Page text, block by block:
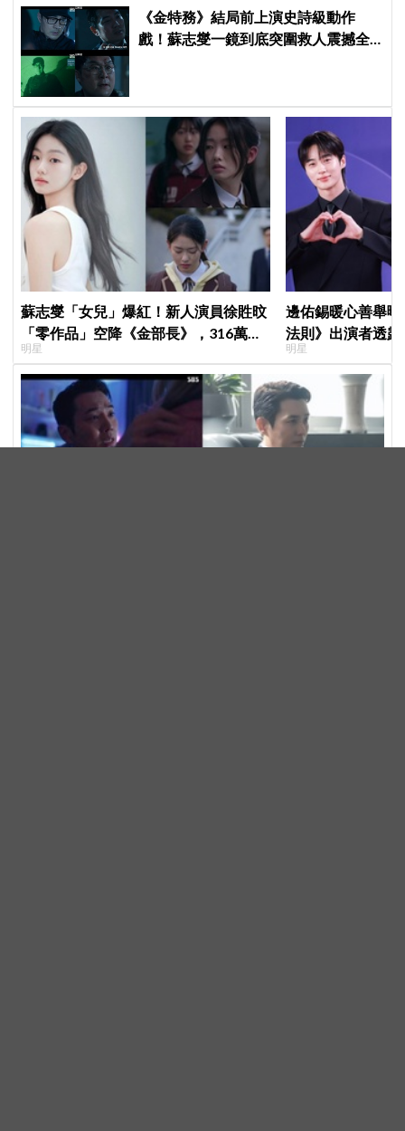
《金特務》結局前上演史詩級動作
戲！蘇志燮一鏡到底突圍救人震撼全
蘇志燮「女兒」爆紅！新人演員徐貹旼
「零作品」空降《金部長》，316萬舊
片被挖出網驚呆：星味藏不住！
明星
邊佑錫暖心善舉
法則》出演者透
患者順利完成治療
明星